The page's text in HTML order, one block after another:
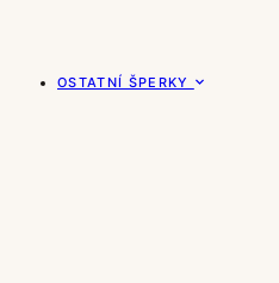
OSTATNÍ ŠPERKY